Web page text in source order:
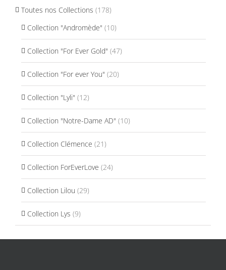
Toutes nos Collections (178)
Collection "Andromède" (10)
Collection "For Ever Gold" (47)
Collection "For ever You" (20)
Collection "Lyli" (12)
Collection "Notre-Dame AD" (10)
Collection Clémence (21)
Collection ForEverLove (24)
Collection Lilou (29)
Collection Lys (9)